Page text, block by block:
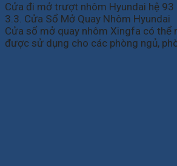
Cửa đi mở trượt nhôm Hyundai hệ 93
3.3. Cửa Sổ Mở Quay Nhôm Hyundai
Cửa sổ mở quay nhôm Xingfa có thể
được sử dụng cho các phòng ngủ,